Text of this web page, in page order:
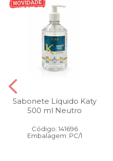
Sabonete Líquido Katy
500 ml Neutro
Código: 141696
Embalagem: PC/1